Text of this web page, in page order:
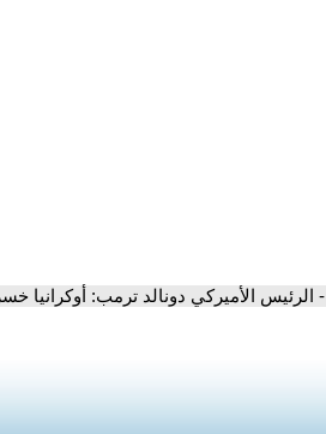
- الرئيس الأميركي دونالد ترمب: أوكرانيا